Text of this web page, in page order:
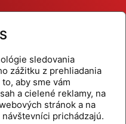
sledovania
zážitku z prehliadania
aby sme vám
a cielené reklamy, na
stránok a na
prichádzajú.
šikovné tipy